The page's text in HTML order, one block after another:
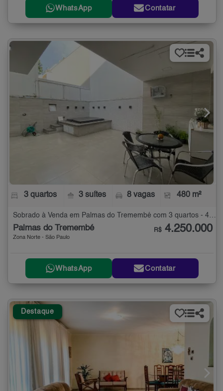
WhatsApp Contatar
3 quartos 3 suítes 8 vagas 480 m²
Sobrado à Venda em Palmas do Tremembé com 3 quartos - 480 m²
Palmas do Tremembé
Zona Norte - São Paulo
R$ 4.250.000
WhatsApp Contatar
Destaque